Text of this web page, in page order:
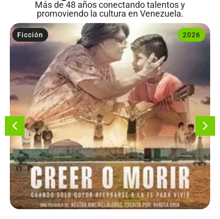
Más de 48 años conectando talentos y
promoviendo la cultura en Venezuela.
2026
Ficción